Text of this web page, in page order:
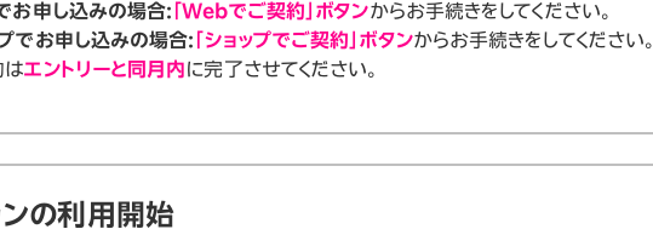
お申し込みの場合: 「Webでご契約」ボタンからお手続きをしてください。
でお申し込みの場合: 「ショップでご契約」ボタンからお手続きをしてください。
はエントリーと同月内に完了させてください。
の利用開始